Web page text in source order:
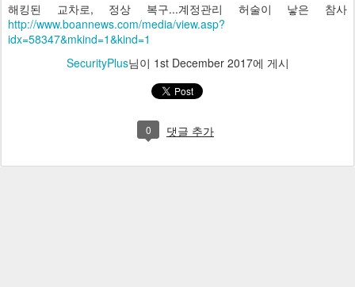
해킹된 교차로, 정상 복구...계정관리 허술이 낳은 참사
http://www.boannews.com/media/view.asp?
idx=58347&mkind=1&kind=1
SecurityPlus님이 1st December 2017에 게시
0 댓글 추가